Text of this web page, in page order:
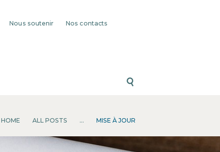
Nous soutenir Nos contacts
HOME ALL POSTS ... MISE À JOUR